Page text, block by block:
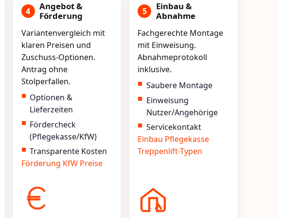
4
Angebot &
Förderung
Variantenvergleich mit
klaren Preisen und
Zuschuss-Optionen.
Antrag ohne
Stolperfallen.
Optionen &
Lieferzeiten
Fördercheck
(Pflegekasse/KfW)
Transparente Kosten
Förderung KfW Preise
5
Einbau &
Abnahme
Fachgerechte Montage
mit Einweisung.
Abnahmeprotokoll
inklusive.
Saubere Montage
Einweisung
Nutzer/Angehörige
Servicekontakt
Einbau Pflegekasse
Treppenlift-Typen